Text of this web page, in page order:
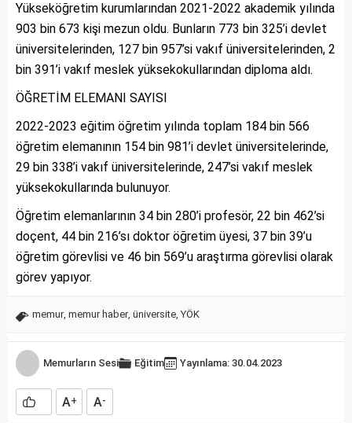
Yükseköğretim kurumlarından 2021-2022 akademik yılında
903 bin 673 kişi mezun oldu. Bunların 773 bin 325’i devlet
üniversitelerinden, 127 bin 957’si vakıf üniversitelerinden, 2
bin 391’i vakıf meslek yüksekokullarından diploma aldı.
ÖĞRETİM ELEMANI SAYISI
2022-2023 eğitim öğretim yılında toplam 184 bin 566
öğretim elemanının 154 bin 981’i devlet üniversitelerinde,
29 bin 338’i vakıf üniversitelerinde, 247’si vakıf meslek
yüksekokullarında bulunuyor.
Öğretim elemanlarının 34 bin 280’i profesör, 22 bin 462’si
doçent, 44 bin 216’sı doktor öğretim üyesi, 37 bin 39’u
öğretim görevlisi ve 46 bin 569’u araştırma görevlisi olarak
görev yapıyor.
memur, memur haber, üniversite, YÖK
Memurların Sesi Eğitim Yayınlama: 30.04.2023
A+ A-